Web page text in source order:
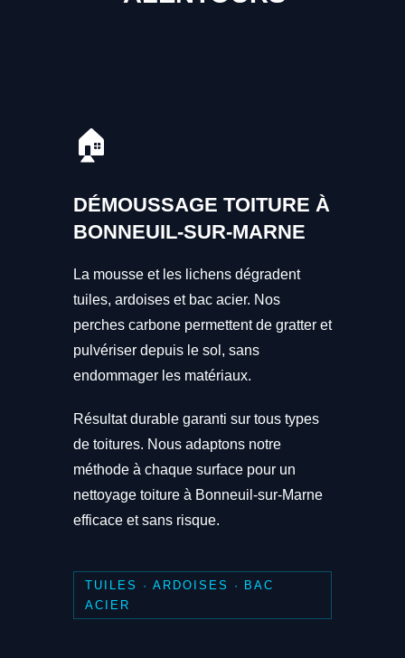
🏠
DÉMOUSSAGE TOITURE À
BONNEUIL-SUR-MARNE
La mousse et les lichens dégradent
tuiles, ardoises et bac acier. Nos
perches carbone permettent de gratter et
pulvériser depuis le sol, sans
endommager les matériaux.
Résultat durable garanti sur tous types
de toitures. Nous adaptons notre
méthode à chaque surface pour un
nettoyage toiture à Bonneuil-sur-Marne
efficace et sans risque.
TUILES · ARDOISES · BAC
ACIER